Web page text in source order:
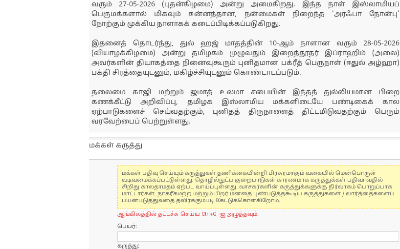
வரும் 27-05-2026 (புதன்கிழமை) அன்று அமைகிறது. இந்த நாள் இஸ்லாமியப்
பெருமக்களால் மிகவும் சுன்னத்தான, நன்மைகள் நிறைந்த 'அரஃபா நோன்பு'
நோற்கும் முக்கிய நாளாகக் கடைப்பிடிக்கப்படுகிறது.
இதனைத் தொடர்ந்து, துல் ஹஜ் மாதத்தின் 10-ஆம் நாளான வரும் 28-05-2026
(வியாழக்கிழமை) அன்று தமிழகம் முழுவதும் இறைத்தூதர் இப்ராஹிம் (அலை)
அவர்களின் தியாகத்தை நினைவுகூரும் புனிதமான பக்ரீத் பெருநாள் (ஈதுல் அழ்ஹா)
பக்தி சிரத்தையுடனும், மகிழ்ச்சியுடனும் கொண்டாடப்படும்.
தலைமை காஜி மற்றும் ஜமாத் உலமா சபையின் இந்தத் துல்லியமான பிறை
கணக்கீட்டு அறிவிப்பு, தமிழக இஸ்லாமிய மக்களிடையே பண்டிகைக் கால
ஏற்பாடுகளைச் செய்வதற்கும், புனிதத் திருநாளைத் திட்டமிடுவதற்கும் பெரும்
வரவேற்பைப் பெற்றுள்ளது.
மக்கள் கருத்து
மக்கள் பதிவு செய்யும் கருத்துகள் தணிக்கையின்றி பிரசுரமாகும் வகையில் மென்பொருள்
வடிவமைக்கப்பட்டுள்ளது. தொழில்நுட்ப குறைபாடுகள் காரணமாக கருத்துக்கள் பதிவாவதில்
சிறிது காலதாமதம் ஏற்பட வாய்ப்புள்ளது. வாசகர்களின் கருத்துக்களுக்கு நிர்வாகம் பொறுப்பாக
மாட்டார்கள். நாகரீகமற்ற மற்றும் பிறர் மனதை புண்படுத்தகூடிய கருத்துகளை / வார்த்தைகளைப்
பயன்படுத்துவதை தவிர்க்கும்படி கேட்டுக்கொள்கிறோம்.
ஆங்கிலத்தில் தட்டச்சு செய்ய Ctrl+G -ஐ அழுத்தவும்.
பெயர்:
கருத்து: